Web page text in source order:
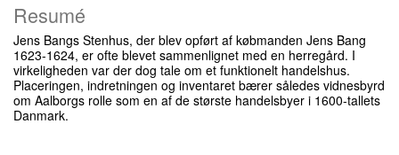
Resumé
Jens Bangs Stenhus, der blev opført af købmanden Jens Bang
1623-1624, er ofte blevet sammenlignet med en herregård. I
virkeligheden var der dog tale om et funktionelt handelshus.
Placeringen, indretningen og inventaret bærer således vidnesbyrd
om Aalborgs rolle som en af de største handelsbyer i 1600-tallets
Danmark.